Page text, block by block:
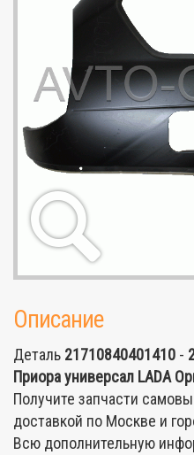
Описание
Деталь 21710840401410 -
Приора универсал LADA
Получите запчасти
доставкой по Москве и
Всю дополнительную